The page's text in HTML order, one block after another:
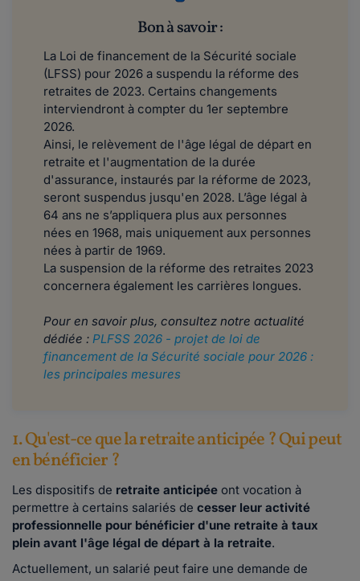
Bon à savoir :
La Loi de financement de la Sécurité sociale
(LFSS) pour 2026 a suspendu la réforme des
retraites de 2023. Certains changements
interviendront à compter du 1er septembre
2026.
Ainsi, le relèvement de l'âge légal de départ en
retraite et l'augmentation de la durée
d'assurance, instaurés par la réforme de 2023,
seront suspendus jusqu'en 2028. L’âge légal à
64 ans ne s’appliquera plus aux personnes
nées en 1968, mais uniquement aux personnes
nées à partir de 1969.
La suspension de la réforme des retraites 2023
concernera également les carrières longues.
Pour en savoir plus, consultez notre actualité
dédiée : PLFSS 2026 - projet de loi de
financement de la Sécurité sociale pour 2026 :
les principales mesures
1. Qu'est-ce que la retraite anticipée ? Qui peut
en bénéficier ?
Les dispositifs de retraite anticipée ont vocation à
permettre à certains salariés de cesser leur activité
professionnelle pour bénéficier d'une retraite à taux
plein avant l'âge légal de départ à la retraite.
Actuellement, un salarié peut faire une demande de